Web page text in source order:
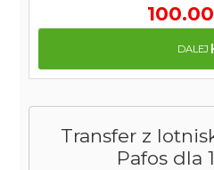
Transfer z
Pafos dla
100.00
DALEJ